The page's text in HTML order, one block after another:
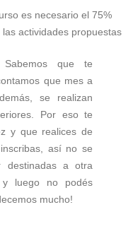
es necesario el 75%
actividades propuestas
Sabemos que te
que mes a
se realizan
Por eso te
y que realices de
así no se
destinadas a otra
y luego no podés
mucho!